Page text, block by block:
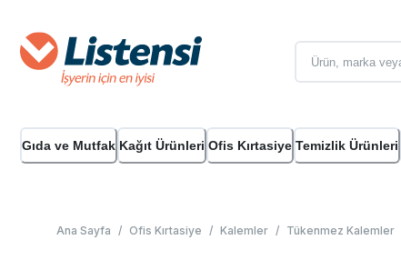
Gıda ve Mutfak Kağıt Ürünleri Ofis Kırtasiye Temizlik Ürünleri
Ana Sayfa / Ofis Kırtasiye / Kalemler / Tükenmez Kalemler